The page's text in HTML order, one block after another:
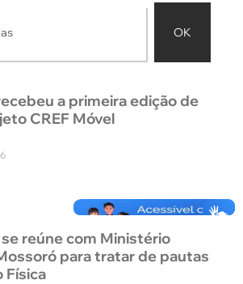
OK
a primeira edição de
CREF Móvel
se reúne com Ministério
para tratar de pautas
Física